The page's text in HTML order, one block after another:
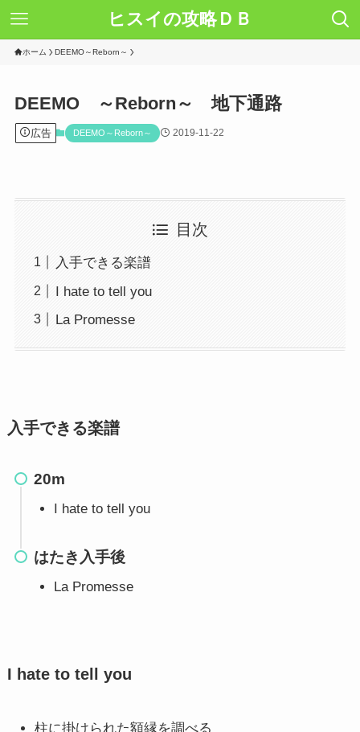
ヒスイの攻略ＤＢ
ホーム DEEMO～Reborn～
DEEMO ～Reborn～ 地下通路
広告 DEEMO～Reborn～ 2019-11-22
目次
入手できる楽譜
I hate to tell you
La Promesse
入手できる楽譜
20m
I hate to tell you
はたき入手後
La Promesse
I hate to tell you
柱に掛けられた額縁を調べる